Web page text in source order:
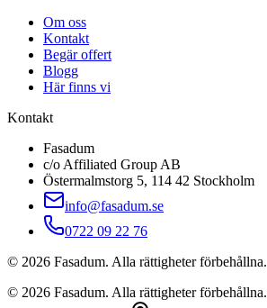
Om oss
Kontakt
Begär offert
Blogg
Här finns vi
Kontakt
Fasadum
c/o Affiliated Group AB
Östermalmstorg 5, 114 42 Stockholm
info@fasadum.se
0722 09 22 76
© 2026 Fasadum. Alla rättigheter förbehållna.
© 2026 Fasadum. Alla rättigheter förbehållna.